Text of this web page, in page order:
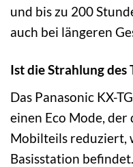
und bis zu 200
auch bei längeren
Ist die Strahlung des
Das Panasonic KX-
einen Eco Mode, der
Mobilteils reduziert,
Basisstation